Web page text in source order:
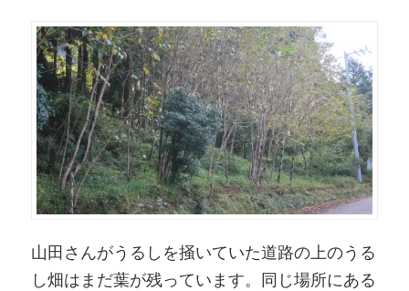
山田さんがうるしを掻いていた道路の上のうる
し畑はまだ葉が残っています。同じ場所にある